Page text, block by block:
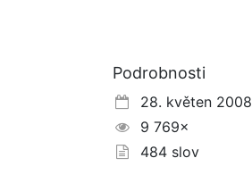
Podrobnosti
28. květen 2008
9 769×
484 slov